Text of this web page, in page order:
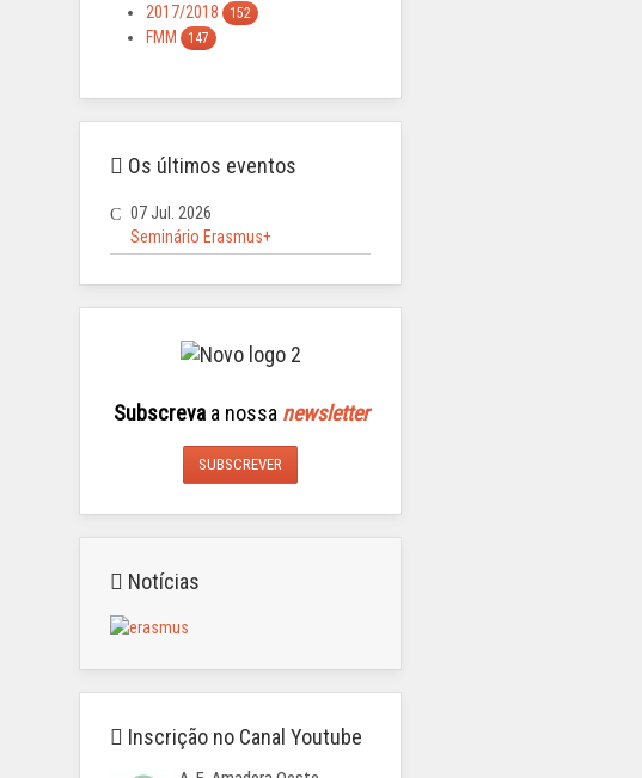
2017/2018 152
FMM 147
Os últimos eventos
07 Jul. 2026
Seminário Erasmus+
Subscreva a nossa newsletter
SUBSCREVER
Notícias
Inscrição no Canal Youtube